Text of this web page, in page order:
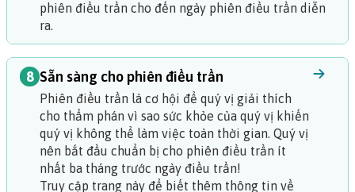
phiên điều trần cho đến ngày phiên điều trần diễn
ra.
8 Sẵn sàng cho phiên điều trần
Phiên điều trần là cơ hội để quý vị giải thích
cho thẩm phán vì sao sức khỏe của quý vị khiến
quý vị không thể làm việc toàn thời gian. Quý vị
nên bắt đầu chuẩn bị cho phiên điều trần ít
nhất ba tháng trước ngày điều trần!
Truy cập trang này để biết thêm thông tin về